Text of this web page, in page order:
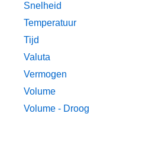
Snelheid
Temperatuur
Tijd
Valuta
Vermogen
Volume
Volume - Droog